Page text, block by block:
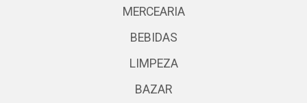
MERCEARIA
BEBIDAS
LIMPEZA
BAZAR